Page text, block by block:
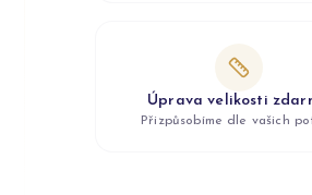
Úprava velikosti
Přizpůsobíme dle vašich